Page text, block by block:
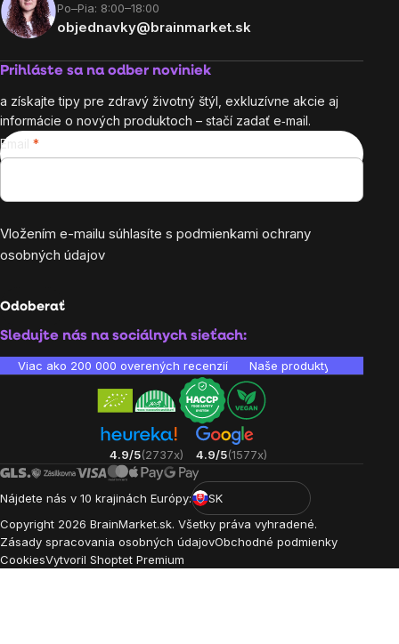
Po–Pia: 8:00–18:00
objednavky@brainmarket.sk
Prihláste sa na odber noviniek
a získajte tipy pre zdravý životný štýl, exkluzívne akcie aj
informácie o nových produktoch – stačí zadať e‑mail.
Email
Vložením e-mailu súhlasíte s podmienkami ochrany
osobných údajov
Odoberať
Sledujte nás na sociálnych sieťach:
Viac ako 200 000 overených recenzií Naše produkty sú
4.9/5(2737x) 4.9/5(1577x)
Nájdete nás v 10 krajinách Európy:
SK
Copyright 2026 BrainMarket.sk. Všetky práva vyhradené.
Zásady spracovania osobných údajovObchodné podmienky
CookiesVytvoril Shoptet Premium